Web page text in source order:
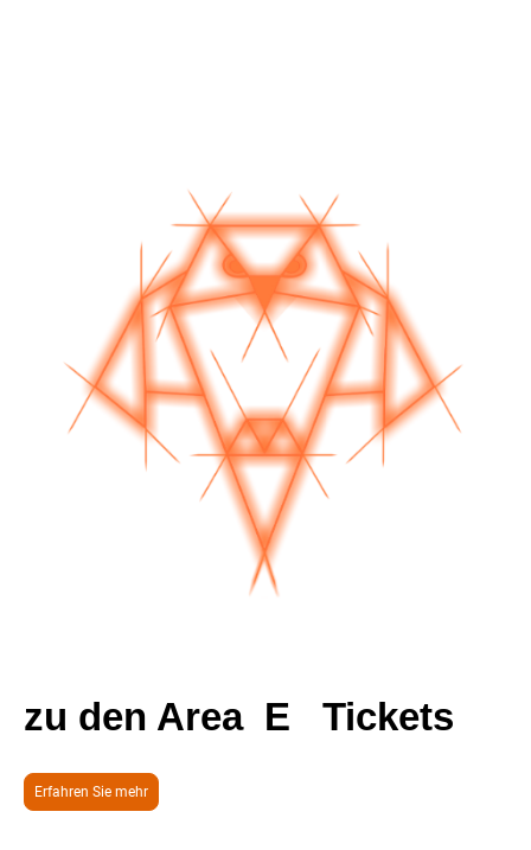
zu den Area E Tickets
Erfahren Sie mehr